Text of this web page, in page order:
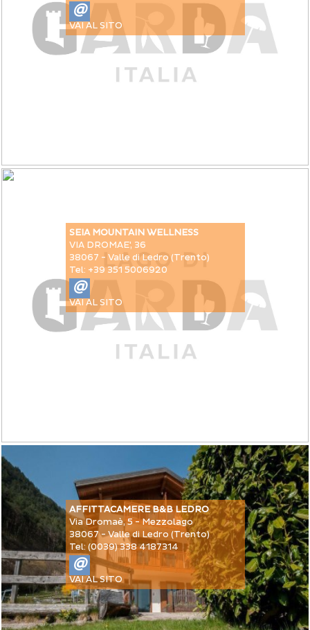
@
VAI AL SITO
SEIA MOUNTAIN WELLNESS
VIA DROMAE', 36
38067 - Valle di Ledro (Trento)
Tel: +39 351 5006920
@
VAI AL SITO
AFFITTACAMERE B&B LEDRO
Via Dromaè, 5 - Mezzolago
38067 - Valle di Ledro (Trento)
Tel: (0039) 338 4187314
@
VAI AL SITO